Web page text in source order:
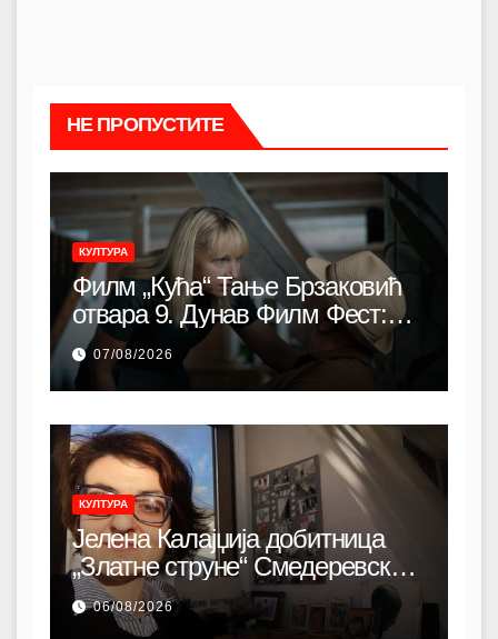
НЕ ПРОПУСТИТЕ
КУЛТУРА
Филм „Кућа“ Тање Брзаковић
отвара 9. Дунав Филм Фест:
Снажна породична драма о
идентитету, коренима и борби
за очување заједнице
07/08/2026
КУЛТУРА
Јелена Калајџија добитница
„Златне струне“ Смедеревске
песничке јесени
06/08/2026